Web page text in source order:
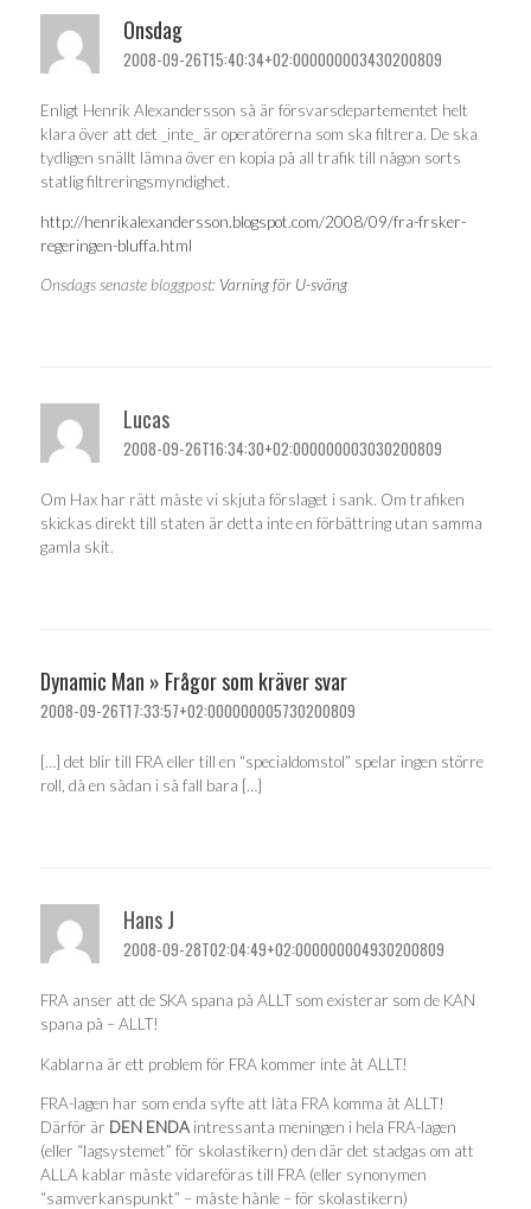
Onsdag
2008-09-26T15:40:34+02:000000003430200809
Enligt Henrik Alexandersson så är försvarsdepartementet helt
klara över att det _inte_ är operatörerna som ska filtrera. De ska
tydligen snällt lämna över en kopia på all trafik till någon sorts
statlig filtreringsmyndighet.
http://henrikalexandersson.blogspot.com/2008/09/fra-frsker-
regeringen-bluffa.html
Onsdags senaste bloggpost: Varning för U-sväng
Lucas
2008-09-26T16:34:30+02:000000003030200809
Om Hax har rätt måste vi skjuta förslaget i sank. Om trafiken
skickas direkt till staten är detta inte en förbättring utan samma
gamla skit.
Dynamic Man » Frågor som kräver svar
2008-09-26T17:33:57+02:000000005730200809
[…] det blir till FRA eller till en “specialdomstol” spelar ingen större
roll, då en sådan i så fall bara […]
Hans J
2008-09-28T02:04:49+02:000000004930200809
FRA anser att de SKA spana på ALLT som existerar som de KAN
spana på – ALLT!
Kablarna är ett problem för FRA kommer inte åt ALLT!
FRA-lagen har som enda syfte att låta FRA komma åt ALLT!
Därför är DEN ENDA intressanta meningen i hela FRA-lagen
(eller “lagsystemet” för skolastikern) den där det stadgas om att
ALLA kablar måste vidareföras till FRA (eller synonymen
“samverkanspunkt” – måste hånle – för skolastikern)